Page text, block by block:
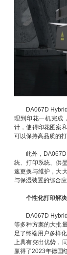
DA067D
理到印花一机完成
计，使得印花图案
可以保持高品质的打
此外，
统、打印系统、供
速更换与维护，大
与保湿装置的综合
个性化打印解
DA067D
等多种方案的大批
足了终端用户多样
上具有突出优势，
赢得了2023年德国